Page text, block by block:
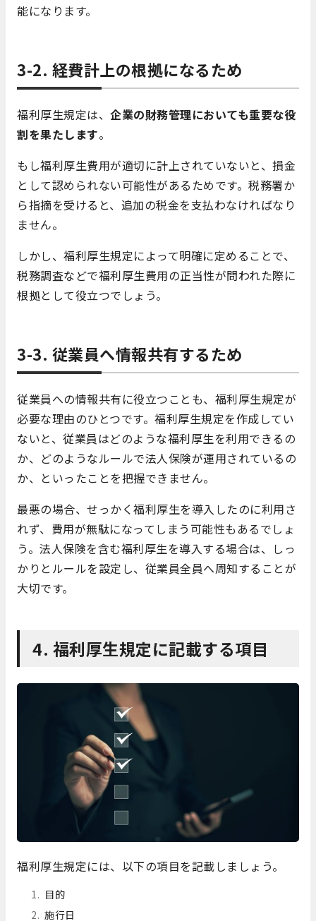
能になります。
3-2. 経費計上の根拠になるため
福利厚生規定は、 企業の財務管理においても重要な役
割を果たします。
もし福利厚生費用が適切に計上されていないと、損金
として認められない可能性があるためです。税務署か
ら指摘を受けると、追加の税金を支払わなければなり
ません。
しかし、福利厚生規定によって明確に定めることで、
税務調査などで福利厚生費用の正当性が問われた際に
根拠として役立つでしょう。
3-3. 従業員へ情報共有するため
従業員への情報共有に役立つことも、福利厚生規定が
必要な理由のひとつです。福利厚生規定を作成してい
ないと、従業員はどのような福利厚生を利用できるの
か、どのようなルールで法人保険が運用されているの
か、といったことを把握できません。
最悪の場合、せっかく福利厚生を導入したのに利用さ
れず、費用が無駄になってしまう可能性もあるでしょ
う。法人保険を含む福利厚生を導入する場合は、しっ
かりとルールを設定し、従業員全員へ周知することが
大切です。
4. 福利厚生規定に記載する項目
福利厚生規定には、以下の項目を記載しましょう。
目的
施行日